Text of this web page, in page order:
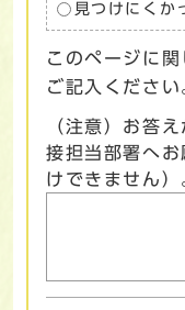
見つけにくか
このページに
ご記入ください
（注意）お答
接担当部署へ
けできません）